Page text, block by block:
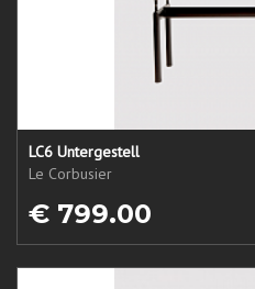
LC6 Untergestell
Le Corbusier
€ 799.00